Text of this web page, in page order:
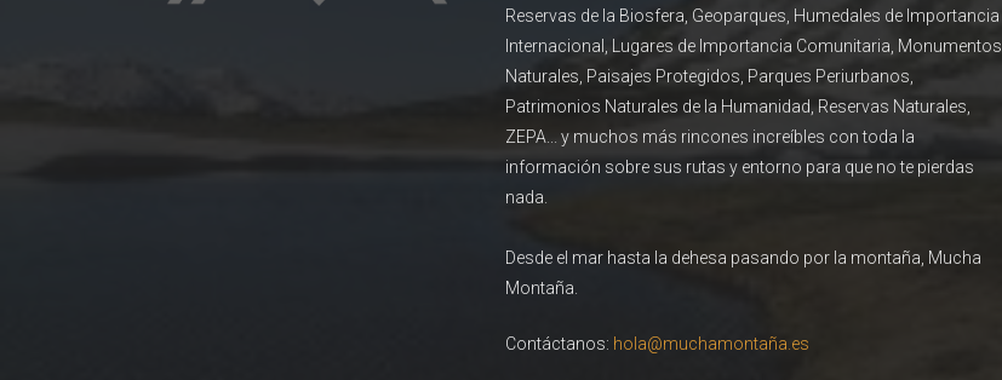
Reservas de la Biosfera, Geoparques, Humedales de Importancia
Internacional, Lugares de Importancia Comunitaria, Monumentos
Naturales, Paisajes Protegidos, Parques Periurbanos,
Patrimonios Naturales de la Humanidad, Reservas Naturales,
ZEPA... y muchos más rincones increíbles con toda la
información sobre sus rutas y entorno para que no te pierdas
nada.
Desde el mar hasta la dehesa pasando por la montaña, Mucha
Montaña.
Contáctanos: hola@muchamontaña.es